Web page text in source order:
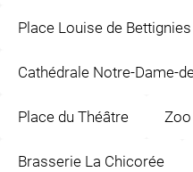
Place Louise de Bettignies
Cathédrale Notre-Dame-
Place du Théâtre
Brasserie La Chicorée